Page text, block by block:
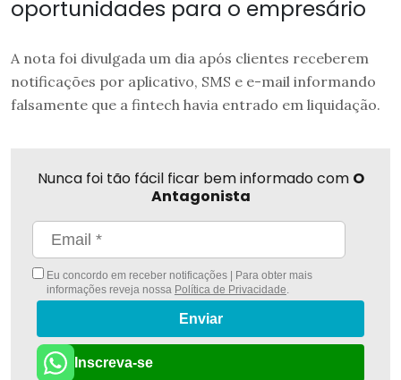
oportunidades para o empresário
A nota foi divulgada um dia após clientes receberem
notificações por aplicativo, SMS e e-mail informando
falsamente que a fintech havia entrado em liquidação.
Nunca foi tão fácil ficar bem informado com O
Antagonista
Eu concordo em receber notificações | Para obter mais
informações reveja nossa Política de Privacidade.
Enviar
Inscreva-se